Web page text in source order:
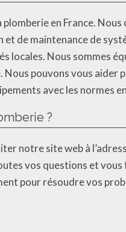
plomberie en France.
de maintenance de
locales. Nous sommes
pouvons vous aider
avec les normes
?
notre site web à
vos questions et
pour résoudre vos